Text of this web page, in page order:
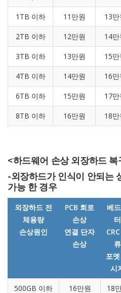
1TB 이하 11만원 13만
2TB 이하 12만원 14만
3TB 이하 13만원 15만
4TB 이하 14만원 16만
6TB 이하 15만원 17만
8TB 이하 16만원 18만
<하드웨어 손상 외장하드 복
-외장하드가 인식이 안되는
가능 한 경우
외장하드 전
체용량
손상원인
PCB 회로
손상
연결 단자
손상
베
터
류
포
시
500GB 이하 16만원 18